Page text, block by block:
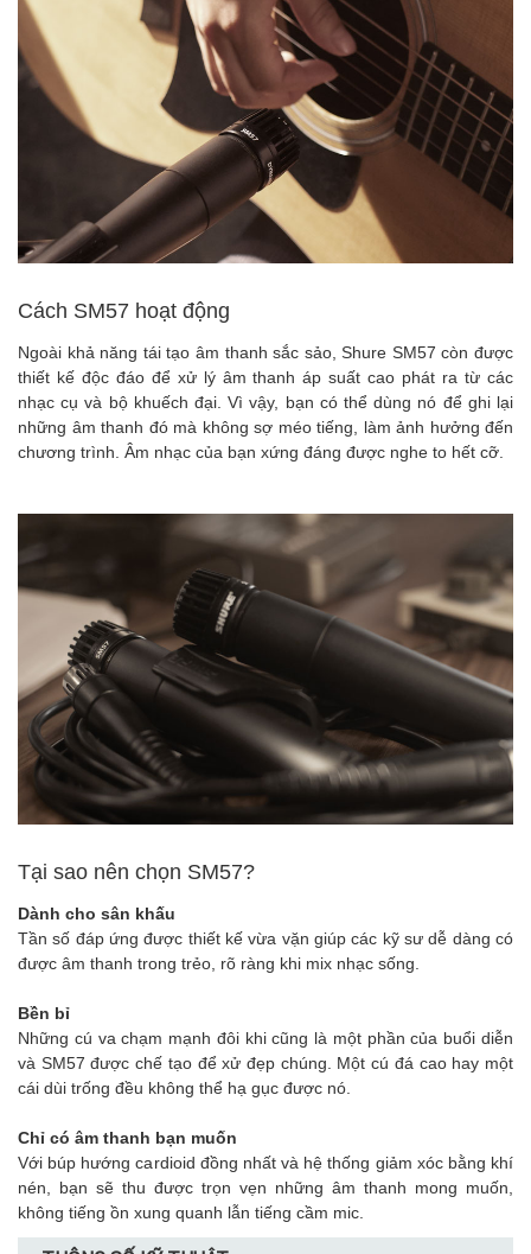
Cách SM57 hoạt động
Ngoài khả năng tái tạo âm thanh sắc sảo, Shure SM57 còn được
thiết kế độc đáo để xử lý âm thanh áp suất cao phát ra từ các
nhạc cụ và bộ khuếch đại. Vì vậy, bạn có thể dùng nó để ghi lại
những âm thanh đó mà không sợ méo tiếng, làm ảnh hưởng đến
chương trình. Âm nhạc của bạn xứng đáng được nghe to hết cỡ.
Tại sao nên chọn SM57?
Dành cho sân khấu
Tần số đáp ứng được thiết kế vừa vặn giúp các kỹ sư dễ dàng có
được âm thanh trong trẻo, rõ ràng khi mix nhạc sống.
Bền bỉ
Những cú va chạm mạnh đôi khi cũng là một phần của buổi diễn
và SM57 được chế tạo để xử đẹp chúng. Một cú đá cao hay một
cái dùi trống đều không thể hạ gục được nó.
Chỉ có âm thanh bạn muốn
Với búp hướng cardioid đồng nhất và hệ thống giảm xóc bằng khí
nén, bạn sẽ thu được trọn vẹn những âm thanh mong muốn,
không tiếng ồn xung quanh lẫn tiếng cầm mic.